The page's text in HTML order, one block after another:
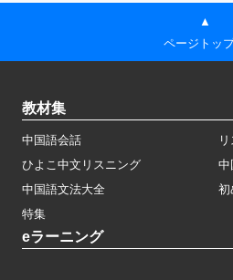
▲
ページトッ
教材集
中国語会話
ひよこ中文リスニング
中
中国語文法大全
初
特集
eラーニング